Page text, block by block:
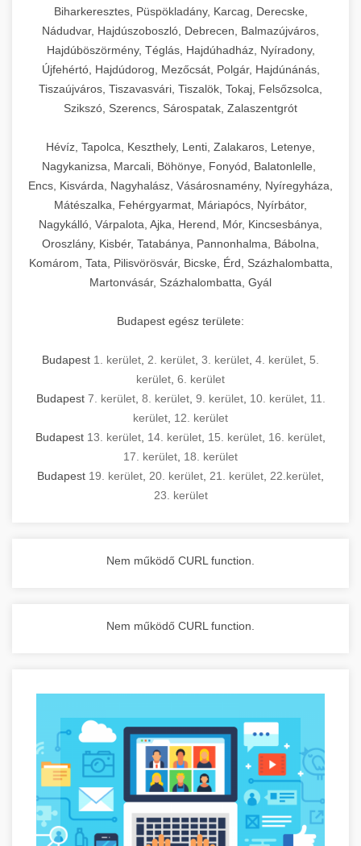
Biharkeresztes, Püspökladány, Karcag, Derecske,
Nádudvar, Hajdúszoboszló, Debrecen, Balmazújváros,
Hajdúböszörmény, Téglás, Hajdúhadház, Nyíradony,
Újfehértó, Hajdúdorog, Mezőcsát, Polgár, Hajdúnánás,
Tiszaújváros, Tiszavasvári, Tiszalök, Tokaj, Felsőzsolca,
Szikszó, Szerencs, Sárospatak, Zalaszentgrót
Hévíz, Tapolca, Keszthely, Lenti, Zalakaros, Letenye,
Nagykanizsa, Marcali, Böhönye, Fonyód, Balatonlelle,
Encs, Kisvárda, Nagyhalász, Vásárosnamény, Nyíregyháza,
Mátészalka, Fehérgyarmat, Máriapócs, Nyírbátor,
Nagykálló, Várpalota, Ajka, Herend, Mór, Kincsesbánya,
Oroszlány, Kisbér, Tatabánya, Pannonhalma, Bábolna,
Komárom, Tata, Pilisvörösvár, Bicske, Érd, Százhalombatta,
Martonvásár, Százhalombatta, Gyál
Budapest egész területe:
Budapest 1. kerület 2. kerület 3. kerület 4. kerület 5.
kerület 6. kerület
Budapest 7. kerület, 8. kerület, 9. kerület, 10. kerület, 11.
kerület 12. kerület
Budapest 13. kerület 14. kerület 15. kerület 16. kerület
17. kerület 18. kerület
Budapest 19. kerület 20. kerület 21. kerület 22.kerület
23. kerület
Nem működő CURL function.
Nem működő CURL function.